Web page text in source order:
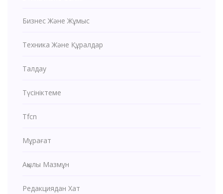
Бизнес Және Жұмыс
Техника Және Құралдар
Талдау
Түсініктеме
Tfcn
Мұрағат
Ақылы Мазмұн
Редакциядан Хат